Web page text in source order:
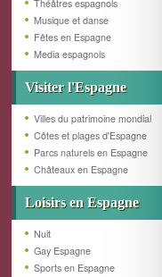
Théâtres espagnols
Musique et danse
Fêtes en Espagne
Media espagnols
Visiter l'Espagne
Villes du patrimoine mondial
Côtes et plages d'Espagne
Parcs naturels en Espagne
Châteaux en Espagne
Loisirs en Espagne
Nuit
Gay Espagne
Sports en Espagne